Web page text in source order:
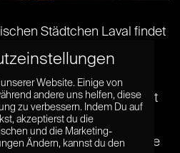
Städtchen Laval findet
für Immersive Tech
geht um Virtual Reality,
Robotics. Alles, was mit
hat, wird dort seit zwei
und diskutiert. Die
Website. Einige von
andere uns helfen, diese
zu verbessern. Indem Du auf
akzeptierst du die
und die Marketing-
Ändern, kannst du den